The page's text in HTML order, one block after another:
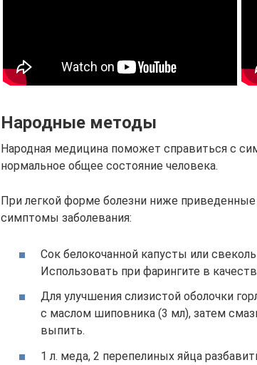
Народные методы
Народная медицина поможет справиться с
нормальное общее состояние человека.
При легкой форме болезни ниже
симптомы заболевания:
Сок белокочанной капусты или
Использовать при фарингите в
Для улучшения слизистой оболочки
с маслом шиповника (3 мл), затем
выпить.
1 л. меда, 2 перепелиных яйца